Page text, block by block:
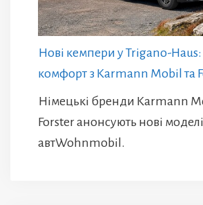
Нові кемпери у Trigano-
комфорт з Karmann Mobil та
Німецькі бренди Karmann
Forster анонсують нові моделі
автWohnmobil.